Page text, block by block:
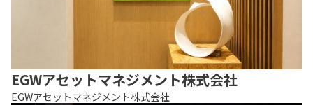
EGWアセットマネジメント株式会社
EGWアセットマネジメント株式会社